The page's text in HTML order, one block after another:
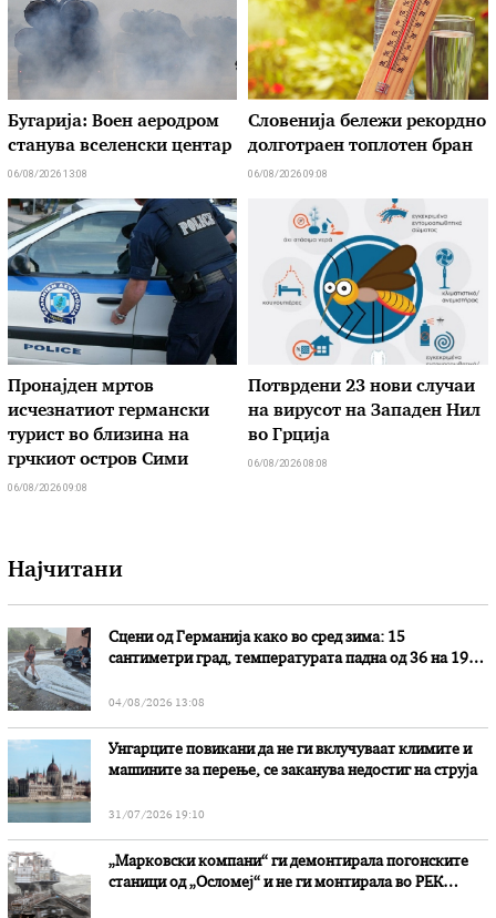
Бугарија: Воен аеродром
станува вселенски центар
06/08/2026 13:08
Словенија бележи рекордно
долготраен топлотен бран
06/08/2026 09:08
Пронајден мртов
исчезнатиот германски
турист во близина на
грчкиот остров Сими
06/08/2026 09:08
Потврдени 23 нови случаи
на вирусот на Западен Нил
во Грција
06/08/2026 08:08
Најчитани
Сцени од Германија како во сред зима: 15
сантиметри град, температурата падна од 36 на 19
04/08/2026 13:08
Унгарците повикани да не ги вклучуваат климите и
машините за перење, се заканува недостиг на струја
31/07/2026 19:10
„Марковски компани“ ги демонтирала погонските
станици од „Осломеј“ и не ги монтирала во РЕК